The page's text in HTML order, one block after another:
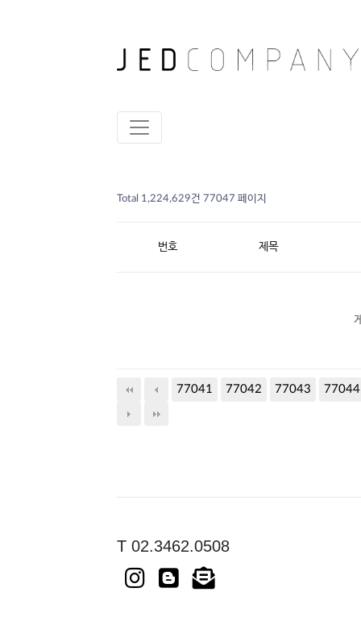
Total 1,224,629건 77047 페이지
번호 제목
77041 77042 77043 77044
T 02.3462.0508